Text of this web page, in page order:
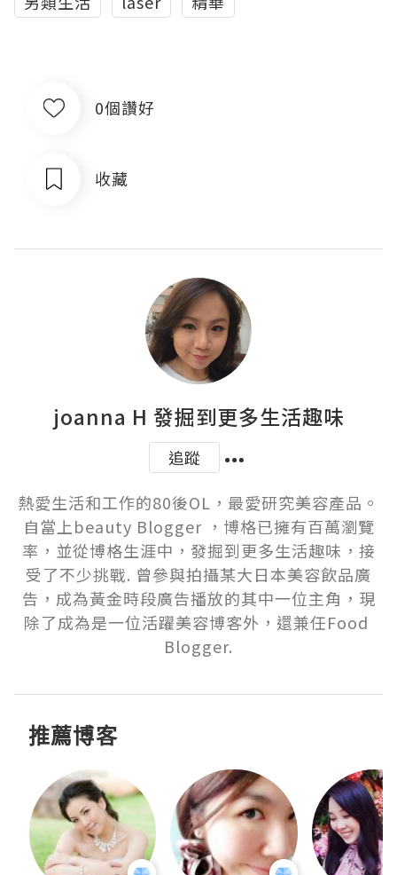
0個讚好
收藏
joanna H 發掘到更多生活趣味
追蹤
熱愛生活和工作的80後OL，最愛研究美容產品。
自當上beauty Blogger ，博格已擁有百萬瀏覽
率，並從博格生涯中，發掘到更多生活趣味，接
受了不少挑戰. 曾參與拍攝某大日本美容飲品廣
告，成為黃金時段廣告播放的其中一位主角，現
除了成為是一位活躍美容博客外，還兼任Food
Blogger.
推薦博客